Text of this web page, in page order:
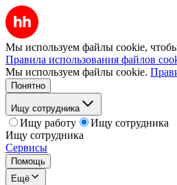
Мы используем файлы cookie, чтобы
Правила использования файлов
Мы используем файлы cookie.
Понятно
Ищу сотрудника
Ищу работу
Ищу сотрудника
Ищу сотрудника
Сервисы
Помощь
Ещё